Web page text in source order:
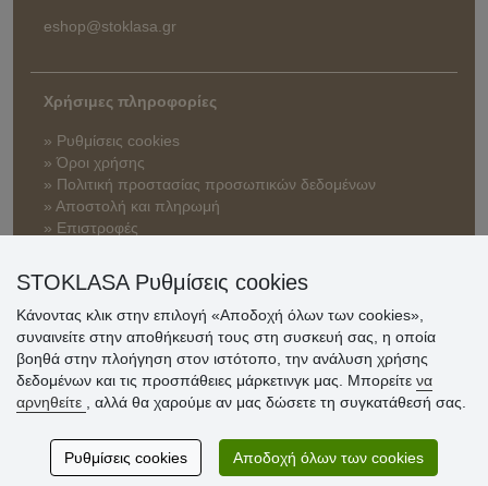
eshop@stoklasa.gr
Χρήσιμες πληροφορίες
» Ρυθμίσεις cookies
» Όροι χρήσης
» Πολιτική προστασίας προσωπικών δεδομένων
» Αποστολή και πληρωμή
» Επιστροφές
© Stoklasa textilní galanterie s.r.o. 2026.
STOKLASA Ρυθμίσεις cookies
Κάνοντας κλικ στην επιλογή «Αποδοχή όλων των cookies»,
συναινείτε στην αποθήκευσή τους στη συσκευή σας, η οποία
βοηθά στην πλοήγηση στον ιστότοπο, την ανάλυση χρήσης
δεδομένων και τις προσπάθειες μάρκετινγκ μας. Μπορείτε να
αρνηθείτε
, αλλά θα χαρούμε αν μας δώσετε τη συγκατάθεσή σας.
Ρυθμίσεις cookies Αποδοχή όλων των cookies